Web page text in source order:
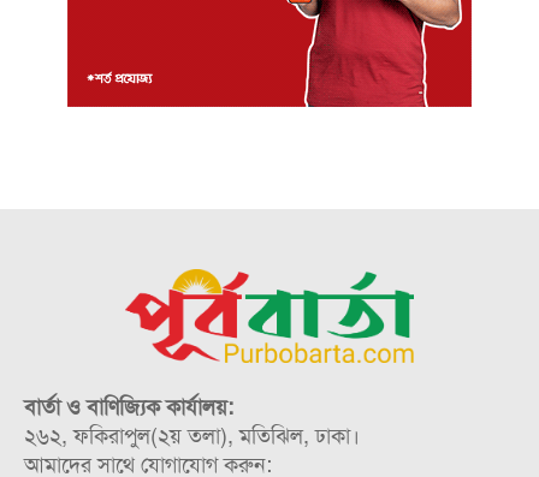
বার্তা ও বাণিজ্যিক কার্যালয়:
২৬২, ফকিরাপুল(২য় তলা), মতিঝিল, ঢাকা।
আমাদের সাথে যোগাযোগ করুন: